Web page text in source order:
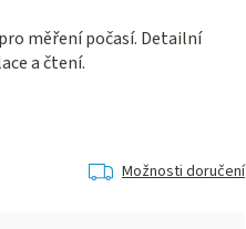
měření počasí. Detailní
a čtení.
Možnosti doručení